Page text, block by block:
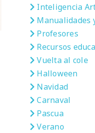
Inteligencia
Manualidades
Profesores
Recursos
Vuelta al cole
Halloween
Navidad
Carnaval
Pascua
Verano